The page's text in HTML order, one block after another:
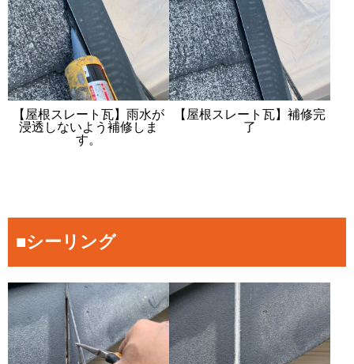
【屋根スレート瓦】雨水が
浸透しないよう補修しま
す。
【屋根スレート瓦】補修完
了
■シーリング